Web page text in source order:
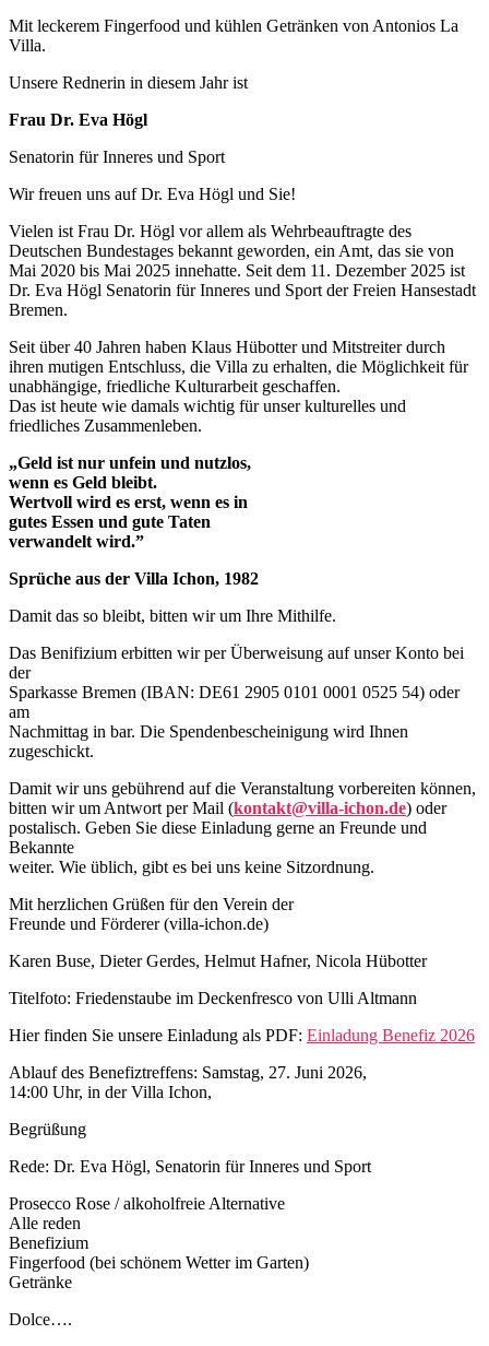
Mit leckerem Fingerfood und kühlen Getränken von Antonios La
Villa.
Unsere Rednerin in diesem Jahr ist
Frau Dr. Eva Högl
Senatorin für Inneres und Sport
Wir freuen uns auf Dr. Eva Högl und Sie!
Vielen ist Frau Dr. Högl vor allem als Wehrbeauftragte des
Deutschen Bundestages bekannt geworden, ein Amt, das sie von
Mai 2020 bis Mai 2025 innehatte. Seit dem 11. Dezember 2025 ist
Dr. Eva Högl Senatorin für Inneres und Sport der Freien Hansestadt
Bremen.
Seit über 40 Jahren haben Klaus Hübotter und Mitstreiter durch
ihren mutigen Entschluss, die Villa zu erhalten, die Möglichkeit für
unabhängige, friedliche Kulturarbeit geschaffen.
Das ist heute wie damals wichtig für unser kulturelles und
friedliches Zusammenleben.
„Geld ist nur unfein und nutzlos,
wenn es Geld bleibt.
Wertvoll wird es erst, wenn es in
gutes Essen und gute Taten
verwandelt wird.”
Sprüche aus der Villa Ichon, 1982
Damit das so bleibt, bitten wir um Ihre Mithilfe.
Das Benifizium erbitten wir per Überweisung auf unser Konto bei
der
Sparkasse Bremen (IBAN: DE61 2905 0101 0001 0525 54) oder
am
Nachmittag in bar. Die Spendenbescheinigung wird Ihnen
zugeschickt.
Damit wir uns gebührend auf die Veranstaltung vorbereiten können,
bitten wir um Antwort per Mail (kontakt@villa-ichon.de) oder
postalisch. Geben Sie diese Einladung gerne an Freunde und
Bekannte
weiter. Wie üblich, gibt es bei uns keine Sitzordnung.
Mit herzlichen Grüßen für den Verein der
Freunde und Förderer (villa-ichon.de)
Karen Buse, Dieter Gerdes, Helmut Hafner, Nicola Hübotter
Titelfoto: Friedenstaube im Deckenfresco von Ulli Altmann
Hier finden Sie unsere Einladung als PDF: Einladung Benefiz 2026
Ablauf des Benefiztreffens: Samstag, 27. Juni 2026,
14:00 Uhr, in der Villa Ichon,
Begrüßung
Rede: Dr. Eva Högl, Senatorin für Inneres und Sport
Prosecco Rose / alkoholfreie Alternative
Alle reden
Benefizium
Fingerfood (bei schönem Wetter im Garten)
Getränke
Dolce….